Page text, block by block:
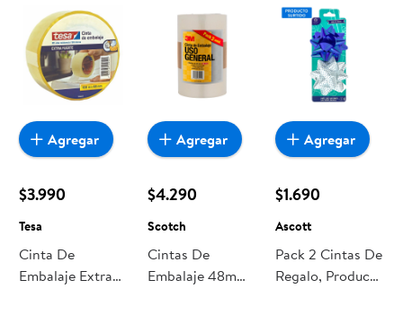
$3.990
Tesa
Cinta De
Embalaje Extra
Agregar
$4.290
Scotch
Cintas De
Embalaje 48mm
Agregar
$1.690
Ascott
Pack 2 Cintas De
Regalo, Producto
Agregar